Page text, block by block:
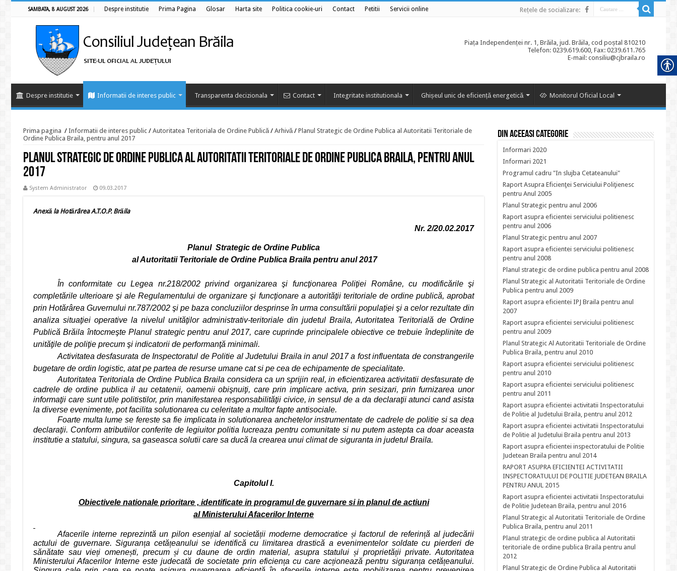
SAMBATA, 8 AUGUST 2026 Despre institutie Prima Pagina Glosar Harta site Politica cookie-uri Contact Petitii Servicii online Rețele de socializare:
Piața Independenței nr. 1, Brăila, jud. Brăila, cod poștal 810210
Telefon: 0239.619.600, Fax: 0239.611.765
E-mail: consiliu@cjbraila.ro
Despre institutie Informatii de interes public Transparenta decizionala Contact Integritate institutionala Ghișeul unic de eficiență energetică Monitorul Oficial Local
Prima pagina / Informatii de interes public / Autoritatea Teritoriala de Ordine Publică / Arhivă / Planul Strategic de Ordine Publica al Autoritatii Teritoriale de
Ordine Publica Braila, pentru anul 2017
Planul Strategic de Ordine Publica al Autoritatii Teritoriale de Ordine Publica Braila, pentru anul
2017
System Administrator 09.03.2017
Anexă la Hotărârea A.T.O.P. Brăila
Nr. 2/20.02.2017
Planul Strategic de Ordine Publica
al Autoritatii Teritoriale de Ordine Publica Braila pentru anul 2017
În conformitate cu Legea nr.218/2002 privind organizarea şi funcţionarea Poliţiei Române, cu modificările şi
completările ulterioare şi ale Regulamentului de organizare şi funcţionare a autorităţii teritoriale de ordine publică, aprobat
prin Hotărârea Guvernului nr.787/2002 şi pe baza concluziilor desprinse în urma consultării populaţiei şi a celor rezultate din
analiza situaţiei operative la nivelul unităţilor administrativ-teritoriale din judetul Braila, Autoritatea Teritorială de Ordine
Publică Brăila întocmeşte Planul strategic pentru anul 2017, care cuprinde principalele obiective ce trebuie îndeplinite de
unităţile de poliţie precum şi indicatorii de performanţă minimali.
Activitatea desfasurata de Inspectoratul de Politie al Judetului Braila in anul 2017 a fost influentata de constrangerile
bugetare de ordin logistic, atat pe partea de resurse umane cat si pe cea de echipamente de specialitate.
Autoritatea Teritoriala de Ordine Publica Braila considera ca un sprijin real, in eficientizarea activitatii desfasurate de
cadrele de ordine publica il au cetatenii, oamenii obişnuiţi, care prin implicare activa, prin sesizari, prin furnizarea unor
informaţii care sunt utile politistilor, prin manifestarea responsabilităţii civice, in sensul de a da declaraţii atunci cand asista
la diverse evenimente, pot facilita solutionarea cu celeritate a multor fapte antisociale.
Foarte multa lume se fereste sa fie implicata in solutionarea anchetelor instrumentate de cadrele de politie si sa dea
declaraţii. Conform atributiilor conferite de legiuitor politia lucreaza pentru comunitate si nu putem astepta ca doar aceasta
institutie a statului, singura, sa gaseasca solutii care sa ducă la crearea unui climat de siguranta in judetul Braila.
Capitolul I.
Obiectivele nationale prioritare , identificate in programul de guvernare si in planul de actiuni
al Ministerului Afacerilor Interne
Afacerile interne reprezintă un pilon esențial al societății moderne democratice și factorul de referință al judecării
actului de guvernare. Siguranța cetățeanului se identifică cu limitarea drastică a evenimentelor soldate cu pierderi de
sănătate sau vieți omenești, precumși cu daune de ordin material, asupra statului și proprietății private. Autoritatea
Ministerului Afacerilor Interne este judecată de societate prin eficiența cu care acționează pentru siguranța cetățeanului.
Din aceeasi categorie
Informari 2020
Informari 2021
Programul cadru "In slujba Cetateanului"
Raport Asupra Eficienţei Serviciului Poliţienesc
pentru Anul 2005
Planul Strategic pentru anul 2006
Raport asupra eficientei serviciului politienesc
pentru anul 2006
Planul Strategic pentru anul 2007
Raport asupra eficientei serviciului politienesc
pentru anul 2008
Planul strategic de ordine publica pentru anul 2008
Planul Strategic al Autoritatii Teritoriale de Ordine
Publica pentru anul 2009
Raport asupra eficientei IPJ Braila pentru anul
2007
Raport asupra eficientei serviciului politienesc
pentru anul 2009
Planul Strategic Al Autoritatii Teritoriale de Ordine
Publica Braila, pentru anul 2010
Raport asupra eficientei serviciului politienesc
pentru anul 2010
Raport asupra eficientei serviciului politienesc
pentru anul 2011
Raport asupra eficientei activitatii Inspectoratului
de Politie al Judetului Braila, pentru anul 2012
Raport asupra eficientei activitatii Inspectoratului
de Politie al Judetului Braila pentru anul 2013
Raport asupra eficientei inspectoratului de Politie
Judetean Braila pentru anul 2014
RAPORT ASUPRA EFICIENTEI ACTIVITATII
INSPECTORATULUI DE POLITIE JUDETEAN BRAILA
PENTRU ANUL 2015
Raport asupra eficientei activitatii Inspectoratului
de Politie Judetean Braila, pentru anul 2016
Planul Strategic al Autoritatii Teritoriale de Ordine
Publica Braila, pentru anul 2011
Planul strategic de ordine publica al Autoritatii
teritoriale de ordine publica Braila pentru anul
2012
Planul Strategic de Ordine Publica al Autoritatii